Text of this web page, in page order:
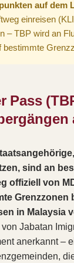
auf dem
einreisen
– TBP wird an
bestimmte
Pass
sind an
offiziell von
in Malaysia
Jabatan
anerkannt –